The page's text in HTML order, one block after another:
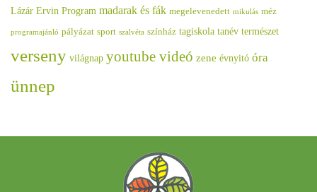
Lázár Ervin Program madarak és fák megelevenedett mikulás méz
programajánló pályázat sport szalvéta színház tagiskola tanév természet
verseny világnap youtube videó zene évnyitó óra
ünnep